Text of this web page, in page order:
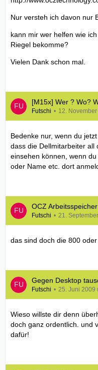
Nur versteh ich davon nur
kann mir wer helfen wie
Riegel bekomme?
Vielen Dank schon mal.
[M15x] Wer ? Wo?
Futschi 12.
Bedenke nur, wenn du
dass die Dellmitarbeiter all
einsehen können, wenn
oder Name etc. dort
OCZ
Futschi 21.
das sind doch die 800
Gegen Desktop
Futschi 25. Juni 2009
Wieso willste dir denn
doch ganz ordentlich. und
dafür!